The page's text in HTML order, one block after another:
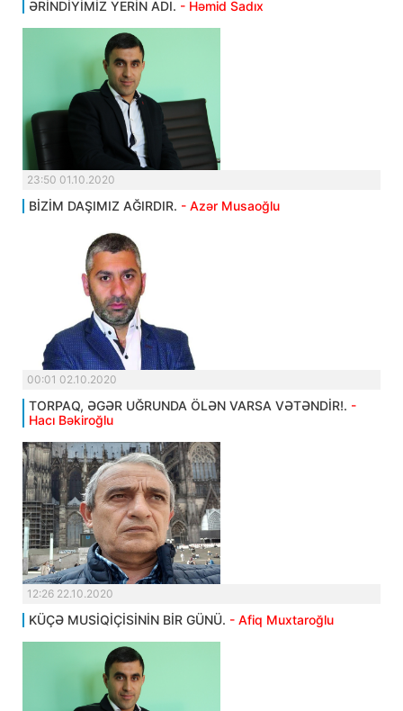
ƏRİNDİYİMİZ YERİN ADI. - Həmid Sadıx
23:50 01.10.2020
BİZİM DAŞIMIZ AĞIRDIR. - Azər Musaoğlu
00:01 02.10.2020
TORPAQ, ƏGƏR UĞRUNDA ÖLƏN VARSA VƏTƏNDİR!. -
Hacı Bəkiroğlu
12:26 22.10.2020
KÜÇƏ MUSİQİÇİSİNİN BİR GÜNÜ. - Afiq Muxtaroğlu